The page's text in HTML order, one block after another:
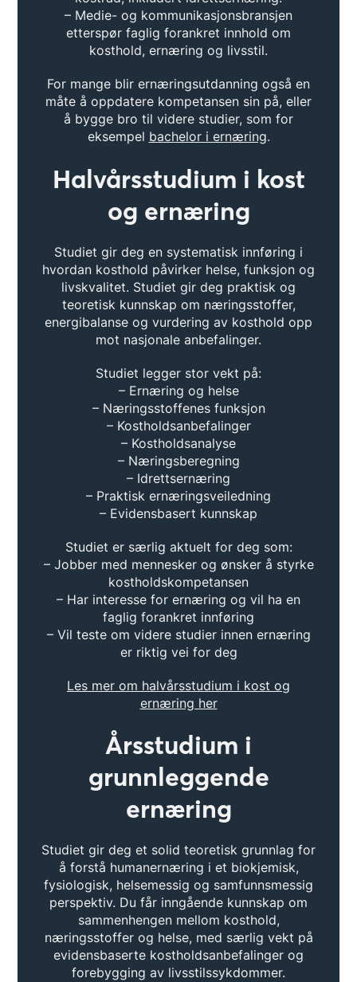
– Medie- og kommunikasjonsbransjen
etterspør faglig forankret innhold om
kosthold, ernæring og livsstil.
For mange blir ernæringsutdanning også en
måte å oppdatere kompetansen sin på, eller
å bygge bro til videre studier, som for
eksempel bachelor i ernæring.
Halvårsstudium i kost
og ernæring
Studiet gir deg en systematisk innføring i
hvordan kosthold påvirker helse, funksjon og
livskvalitet. Studiet gir deg praktisk og
teoretisk kunnskap om næringsstoffer,
energibalanse og vurdering av kosthold opp
mot nasjonale anbefalinger.
Studiet legger stor vekt på:
– Ernæring og helse
– Næringsstoffenes funksjon
– Kostholdsanbefalinger
– Kostholdsanalyse
– Næringsberegning
– Idrettsernæring
– Praktisk ernæringsveiledning
– Evidensbasert kunnskap
Studiet er særlig aktuelt for deg som:
– Jobber med mennesker og ønsker å styrke
kostholdskompetansen
– Har interesse for ernæring og vil ha en
faglig forankret innføring
– Vil teste om videre studier innen ernæring
er riktig vei for deg
Les mer om halvårsstudium i kost og
ernæring her
Årsstudium i
grunnleggende
ernæring
Studiet gir deg et solid teoretisk grunnlag for
å forstå humanernæring i et biokjemisk,
fysiologisk, helsemessig og samfunnsmessig
perspektiv. Du får inngående kunnskap om
sammenhengen mellom kosthold,
næringsstoffer og helse, med særlig vekt på
evidensbaserte kostholdsanbefalinger og
forebygging av livsstilssykdommer.